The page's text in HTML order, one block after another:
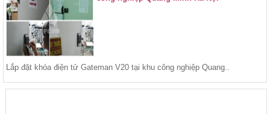
Lắp đặt khóa điện tử Gateman V20 tại khu công nghiệp Quang..